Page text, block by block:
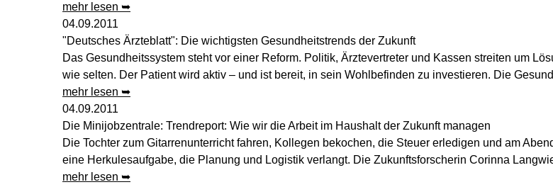
mehr lesen ➥
04.09.2011
"Deutsches Ärzteblatt": Die wichtigsten Gesundheitstrends der Zukunft
Das Gesundheitssystem steht vor einer Reform. Politik, Ärztevertreter und Kassen streiten um
wie selten. Der Patient wird aktiv – und ist bereit, in sein Wohlbefinden zu investieren. Die
mehr lesen ➥
04.09.2011
Die Minijobzentrale: Trendreport: Wie wir die Arbeit im Haushalt der Zukunft managen
Die Tochter zum Gitarrenunterricht fahren, Kollegen bekochen, die Steuer erledigen und am
eine Herkulesaufgabe, die Planung und Logistik verlangt. Die Zukunftsforscherin Corinna
mehr lesen ➥